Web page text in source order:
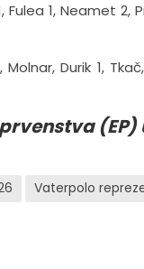
Fulea 1, Neamet
Durik 1,
Vaterpolo